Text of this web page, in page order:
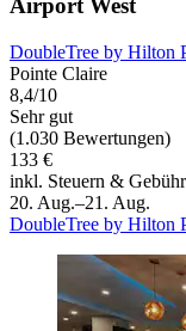
Airport West
DoubleTree by Hilton
Pointe Claire
8,4/10
Sehr gut
(1.030 Bewertungen)
133 €
inkl. Steuern &
20. Aug.–21. Aug.
DoubleTree by Hilton